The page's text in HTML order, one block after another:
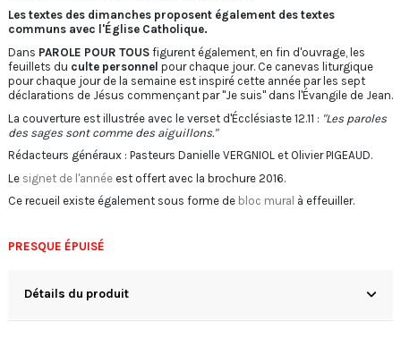
Les textes des dimanches proposent également des textes
communs avec l'Église Catholique.
Dans PAROLE POUR TOUS figurent également, en fin d'ouvrage, les
feuillets du culte personnel pour chaque jour. Ce canevas liturgique
pour chaque jour de la semaine est inspiré cette année par les sept
déclarations de Jésus commençant par "Je suis" dans l'Évangile de Jean.
La couverture est illustrée avec le verset d'Écclésiaste 12.11 : "Les paroles
des sages sont comme des aiguillons."
Rédacteurs généraux : Pasteurs Danielle VERGNIOL et Olivier PIGEAUD.
Le signet de l'année est offert avec la brochure 2016.
Ce recueil existe également sous forme de bloc mural à effeuiller.
PRESQUE ÉPUISÉ
Détails du produit